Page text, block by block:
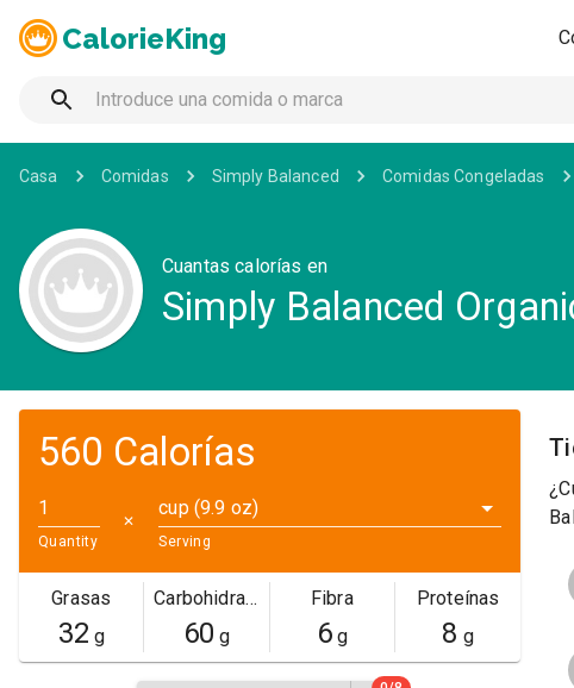
CalorieKing
Casa Comidas Simply Balanced Comidas Congeladas
Cuantas calorías en
Simply Balanced
560 Calorías
Quantity
✕
cup (9.9 oz)
Serving
Grasas
32 g
Carbohidratos
60 g
Fibra
6g
Proteínas
8 g